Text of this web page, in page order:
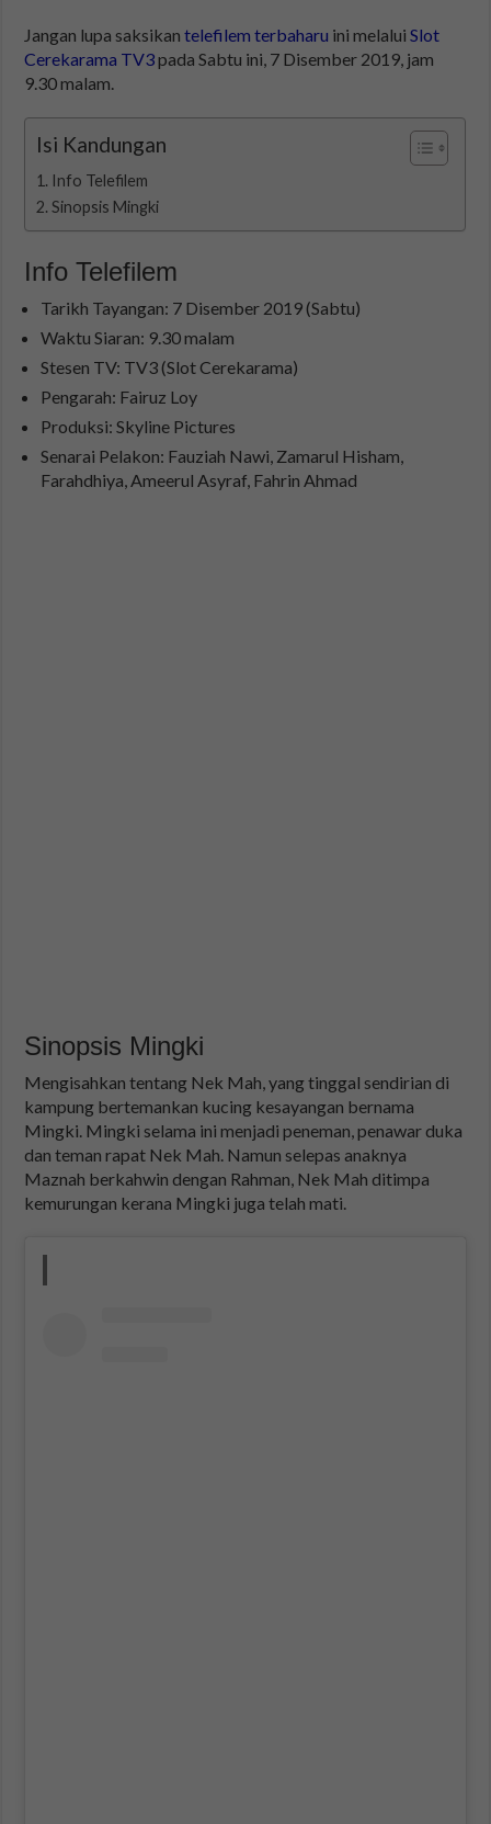
Jangan lupa saksikantelefilem terbaharu ini melaluiSlot
Cerekarama TV3pada Sabtu ini, 7 Disember 2019, jam
9.30 malam.
Isi Kandungan
Info Telefilem
Sinopsis Mingki
Info Telefilem
Tarikh Tayangan: 7 Disember 2019 (Sabtu)
Waktu Siaran: 9.30 malam
Stesen TV: TV3 (Slot Cerekarama)
Pengarah: Fairuz Loy
Produksi: Skyline Pictures
Senarai Pelakon: Fauziah Nawi, Zamarul Hisham,
Farahdhiya, Ameerul Asyraf, Fahrin Ahmad
Sinopsis Mingki
Mengisahkan tentang Nek Mah, yang tinggal sendirian di
kampung bertemankan kucing kesayangan bernama
Mingki. Mingki selama ini menjadi peneman, penawar duka
dan teman rapat Nek Mah. Namun selepas anaknya
Maznah berkahwin dengan Rahman, Nek Mah ditimpa
kemurungan kerana Mingki juga telah mati.